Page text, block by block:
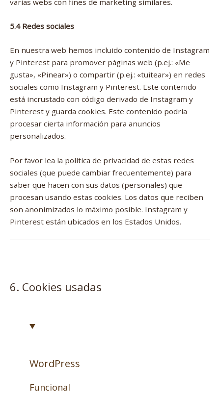
5.4 Redes sociales
En nuestra web hemos incluido contenido de Instagram
y Pinterest para promover páginas web (p.ej.: «Me
gusta», «Pinear») o compartir (p.ej.: «tuitear») en redes
sociales como Instagram y Pinterest. Este contenido
está incrustado con código derivado de Instagram y
Pinterest y guarda cookies. Este contenido podría
procesar cierta información para anuncios
personalizados.
Por favor lea la política de privacidad de estas redes
sociales (que puede cambiar frecuentemente) para
saber que hacen con sus datos (personales) que
procesan usando estas cookies. Los datos que reciben
son anonimizados lo máximo posible. Instagram y
Pinterest están ubicados en los Estados Unidos.
6. Cookies usadas
WordPress
Funcional